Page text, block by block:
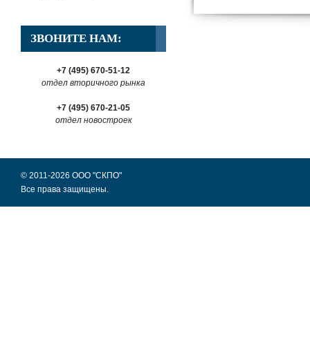
ЗВОНИТЕ НАМ:
+7 (495) 670-51-12
отдел вторичного рынка
+7 (495) 670-21-05
отдел новостроек
© 2011-2026 ООО "СКПО"
Все права защищены.